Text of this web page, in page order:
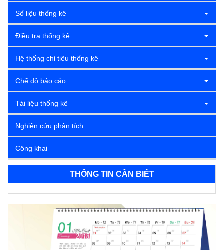
Số liệu thống kê
Điều tra thống kê
Hệ thống chỉ tiêu thống kê
Chế độ báo cáo
Tài liệu thống kê
Nghiên cứu phân tích
Công khai
THÔNG TIN CẦN BIẾT